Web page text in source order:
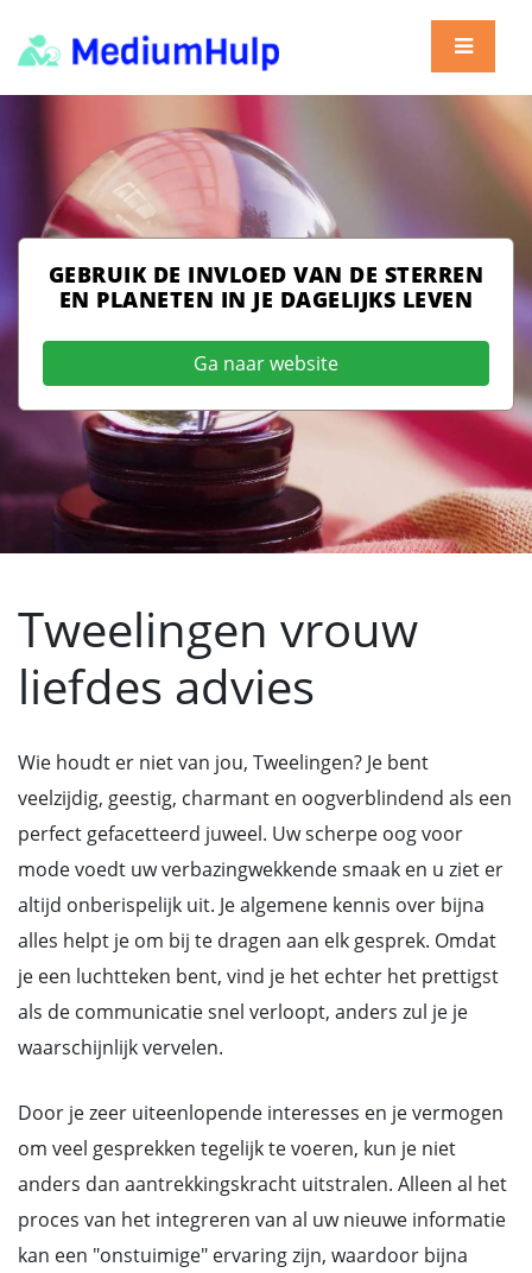
GEBRUIK DE INVLOED VAN DE STERREN
EN PLANETEN IN JE DAGELIJKS LEVEN
Ga naar website
Tweelingen vrouw
liefdes advies
Wie houdt er niet van jou, Tweelingen? Je bent
veelzijdig, geestig, charmant en oogverblindend als een
perfect gefacetteerd juweel. Uw scherpe oog voor
mode voedt uw verbazingwekkende smaak en u ziet er
altijd onberispelijk uit. Je algemene kennis over bijna
alles helpt je om bij te dragen aan elk gesprek. Omdat
je een luchtteken bent, vind je het echter het prettigst
als de communicatie snel verloopt, anders zul je je
waarschijnlijk vervelen.
Door je zeer uiteenlopende interesses en je vermogen
om veel gesprekken tegelijk te voeren, kun je niet
anders dan aantrekkingskracht uitstralen. Alleen al het
proces van het integreren van al uw nieuwe informatie
kan een "onstuimige" ervaring zijn, waardoor bijna